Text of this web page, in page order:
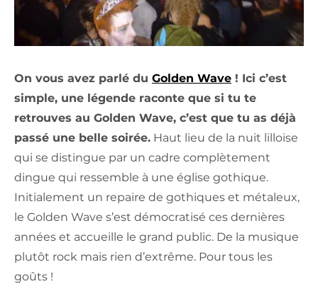
On vous avez parlé du Golden Wave ! Ici c’est
simple, une légende raconte que si tu te
retrouves au Golden Wave, c’est que tu as déjà
passé une belle soirée. Haut lieu de la nuit lilloise
qui se distingue par un cadre complètement
dingue qui ressemble à une église gothique.
Initialement un repaire de gothiques et métaleux,
le Golden Wave s’est démocratisé ces dernières
années et accueille le grand public. De la musique
plutôt rock mais rien d’extrême. Pour tous les
goûts !